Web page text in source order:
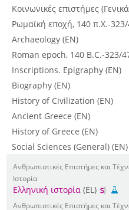
Κοινωνικές επιστήμες
Ρωμαϊκή εποχή, 140 π.Χ.-323/
Archaeology (EN)
Roman epoch, 140 B.C.-323/
Inscriptions. Epigraphy (EN)
Biography (EN)
History of Civilization (EN)
Ancient Greece (EN)
History of Greece (EN)
Social Sciences (General) (EN)
Ανθρωπιστικές Επιστήμες και
Ιστορία
Ελληνική ιστορία (EL)
Ανθρωπιστικές Επιστήμες και